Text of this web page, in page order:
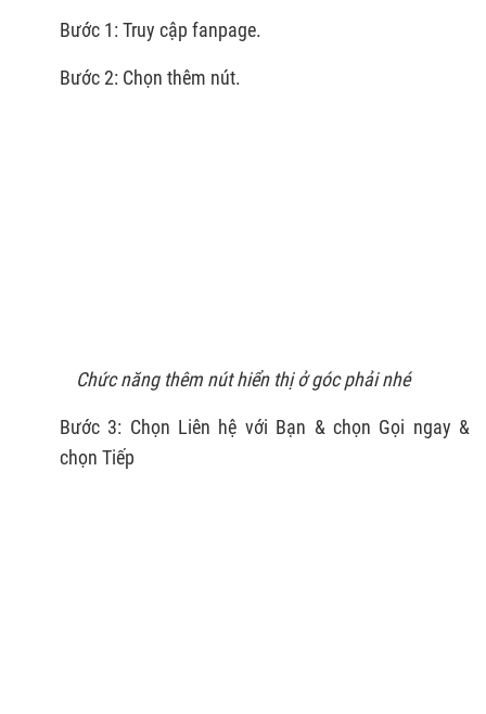
Bước 1: Truy cập fanpage.
Bước 2: Chọn thêm nút.
Chức năng thêm nút hiển thị ở góc phải nhé
Bước 3: Chọn Liên hệ với Bạn & chọn Gọi ngay &
chọn Tiếp